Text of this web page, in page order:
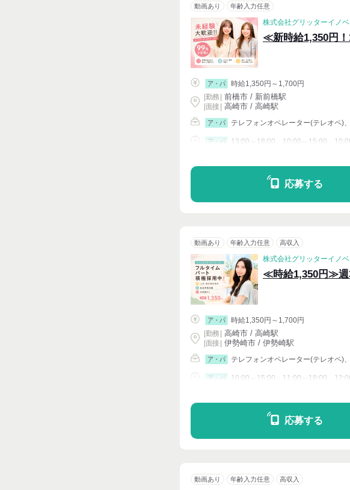
動画あり 年齢入力任意
株式会社グリッターイノ
≪新時給1,350円
ア・パ
時給1,350円～1,700円
|勤務 前橋市 / 新前橋駅
| 面接 | 高崎市 / 高崎駅
ア・パ テレフォンオペレーター(テレオペ)
ア・パ 13:00～18:00、10:00～15:00、
応募する
動画あり 年齢入力任意 高収入
株式会社グリッターイノ
≪時給1,350円≫週
ア・パ
時給1,350円～1,700円
|勤務 高崎市 / 高崎駅
| 面接 | 伊勢崎市 / 伊勢崎駅
ア・パ テレフォンオペレーター(テレオペ)
ア・パ 10:00～15:00、11:00～18:00、
応募する
動画あり 年齢入力任意 高収入